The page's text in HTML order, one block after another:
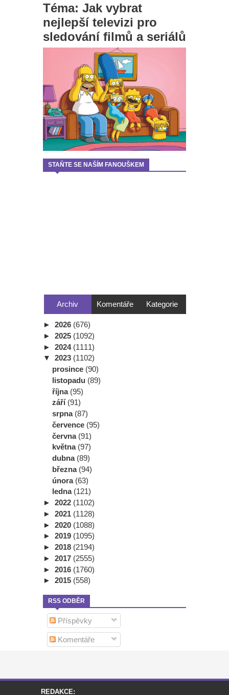
Téma: Jak vybrat
nejlepší televizi pro
sledování filmů a seriálů
STAŇTE SE NAŠÍM FANOUŠKEM
Archiv Komentáře Kategorie
► 2026 (676)
► 2025 (1092)
► 2024 (1111)
▼ 2023 (1102)
prosince (90)
listopadu (89)
října (95)
září (91)
srpna (87)
července (95)
června (91)
května (97)
dubna (89)
března (94)
února (63)
ledna (121)
► 2022 (1102)
► 2021 (1128)
► 2020 (1088)
► 2019 (1095)
► 2018 (2194)
► 2017 (2555)
► 2016 (1760)
► 2015 (558)
RSS ODBĚR
Příspěvky
Komentáře
REDAKCE: